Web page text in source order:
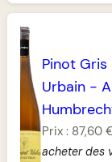
Pinot Gris
Urbain -
Prix : 87,60
acheter des